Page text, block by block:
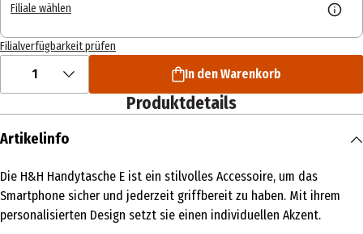
Filiale wählen
Filialverfügbarkeit prüfen
1 In den Warenkorb
Produktdetails
Artikelinfo
Die H&H Handytasche E ist ein stilvolles Accessoire, um das
Smartphone sicher und jederzeit griffbereit zu haben. Mit ihrem
personalisierten Design setzt sie einen individuellen Akzent.